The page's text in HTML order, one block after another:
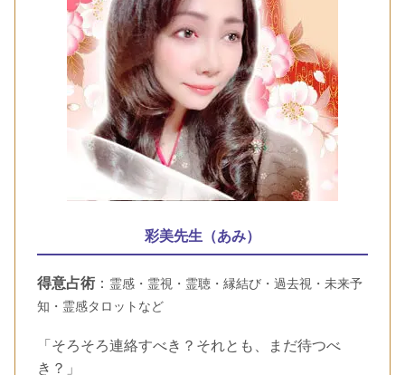
彩美先生（あみ）
得意占術 ： 霊感・霊視・霊聴・縁結び・過去視・未来予
知・霊感タロットなど
「そろそろ連絡すべき？それとも、まだ待つべ
き？」